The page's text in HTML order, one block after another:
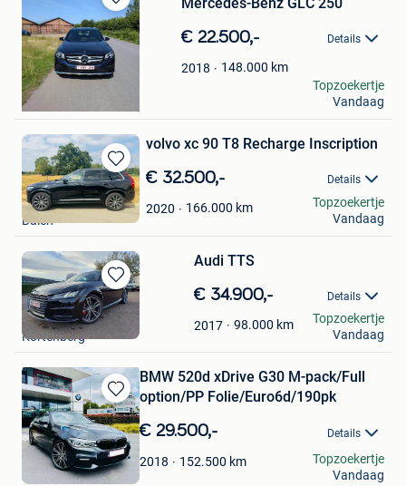
Bewaren
in
Mijn
Favorieten
€ 22.500,- Details
2018 148.000 km
Cito bv
Mortsel
Topzoekertje
Vandaag
Bewaren
in
Mijn
Favorieten
volvo xc 90 T8 Recharge Inscription
€ 32.500,- Details
2020 166.000 km
Thomas
Balen
Topzoekertje
Vandaag
Bewaren
in
Mijn
Favorieten
Audi TTS
€ 34.900,- Details
2017 98.000 km
Nicolas
Kortenberg
Topzoekertje
Vandaag
Bewaren
in
Mijn
Favorieten
BMW 520d xDrive G30 M-pack/Full
option/PP Folie/Euro6d/190pk
€ 29.500,- Details
2018 152.500 km
Matar
Stabroek
Topzoekertje
Vandaag